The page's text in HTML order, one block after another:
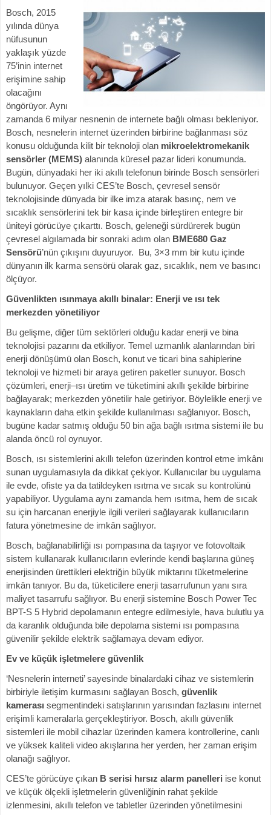
Bosch, 2015
yılında dünya
nüfusunun
yaklaşık yüzde
75’inin internet
erişimine sahip
olacağını
öngörüyor. Aynı
zamanda 6 milyar nesnenin de internete bağlı olması bekleniyor.
Bosch, nesnelerin internet üzerinden birbirine bağlanması söz
konusu olduğunda kilit bir teknoloji olan mikroelektromekanik
sensörler (MEMS) alanında küresel pazar lideri konumunda.
Bugün, dünyadaki her iki akıllı telefonun birinde Bosch sensörleri
bulunuyor. Geçen yılki CES’te Bosch, çevresel sensör
teknolojisinde dünyada bir ilke imza atarak basınç, nem ve
sıcaklık sensörlerini tek bir kasa içinde birleştiren entegre bir
üniteyi görücüye çıkarttı. Bosch, geleneği sürdürerek bugün
çevresel algılamada bir sonraki adım olan BME680 Gaz
Sensörü’nün çıkışını duyuruyor. Bu, 3×3 mm bir kutu içinde
dünyanın ilk karma sensörü olarak gaz, sıcaklık, nem ve basıncı
ölçüyor.
Güvenlikten ısınmaya akıllı binalar: Enerji ve ısı tek
merkezden yönetiliyor
Bu gelişme, diğer tüm sektörleri olduğu kadar enerji ve bina
teknolojisi pazarını da etkiliyor. Temel uzmanlık alanlarından biri
enerji dönüşümü olan Bosch, konut ve ticari bina sahiplerine
teknoloji ve hizmeti bir araya getiren paketler sunuyor. Bosch
çözümleri, enerji–ısı üretim ve tüketimini akıllı şekilde birbirine
bağlayarak; merkezden yönetilir hale getiriyor. Böylelikle enerji ve
kaynakların daha etkin şekilde kullanılması sağlanıyor. Bosch,
bugüne kadar satmış olduğu 50 bin ağa bağlı ısıtma sistemi ile bu
alanda öncü rol oynuyor.
Bosch, ısı sistemlerini akıllı telefon üzerinden kontrol etme imkânı
sunan uygulamasıyla da dikkat çekiyor. Kullanıcılar bu uygulama
ile evde, ofiste ya da tatildeyken ısıtma ve sıcak su kontrolünü
yapabiliyor. Uygulama aynı zamanda hem ısıtma, hem de sıcak
su için harcanan enerjiyle ilgili verileri sağlayarak kullanıcıların
fatura yönetmesine de imkân sağlıyor.
Bosch, bağlanabilirliği ısı pompasına da taşıyor ve fotovoltaik
sistem kullanarak kullanıcıların evlerinde kendi başlarına güneş
enerjisinden ürettikleri elektriğin büyük miktarını tüketmelerine
imkân tanıyor. Bu da, tüketicilere enerji tasarrufunun yanı sıra
maliyet tasarrufu sağlıyor. Bu enerji sistemine Bosch Power Tec
BPT-S 5 Hybrid depolamanın entegre edilmesiyle, hava bulutlu ya
da karanlık olduğunda bile depolama sistemi ısı pompasına
güvenilir şekilde elektrik sağlamaya devam ediyor.
Ev ve küçük işletmelere güvenlik
‘Nesnelerin interneti’ sayesinde binalardaki cihaz ve sistemlerin
birbiriyle iletişim kurmasını sağlayan Bosch, güvenlik
kamerası segmentindeki satışlarının yarısından fazlasını internet
erişimli kameralarla gerçekleştiriyor. Bosch, akıllı güvenlik
sistemleri ile mobil cihazlar üzerinden kamera kontrollerine, canlı
ve yüksek kaliteli video akışlarına her yerden, her zaman erişim
olanağı sağlıyor.
CES’te görücüye çıkan B serisi hırsız alarm panelleri ise konut
ve küçük ölçekli işletmelerin güvenliğinin rahat şekilde
izlenmesini, akıllı telefon ve tabletler üzerinden yönetilmesini